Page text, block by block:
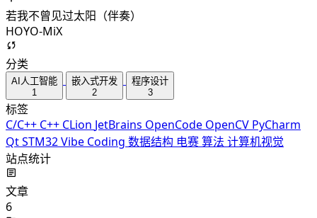
若我不曾见过太阳（伴奏）
HOYO-MiX
分类
AI人工智能
1
嵌入式开发
2
程序设计
3
标签
C/C++ C++ CLion JetBrains OpenCode OpenCV PyCharm
QtSTM32Vibe Coding 数据结构 电赛算法 计算机视觉
站点统计
文章
6